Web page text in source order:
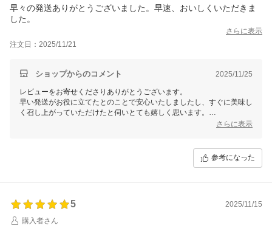
早々の発送ありがとうございました。早速、おいしくいただきま
した。
さらに表示
注文日：2025/11/21
ショップからのコメント 2025/11/25
レビューをお寄せくださりありがとうございます。
早い発送がお役に立てたとのことで安心いたしましたし、すぐに美味し
く召し上がっていただけたと伺いとても嬉しく思います。
今後も気持ちよくご利用いただけるよう、サービス面やご案内も丁寧に
さらに表示
参考になった
5
2025/11/15
購入者さん